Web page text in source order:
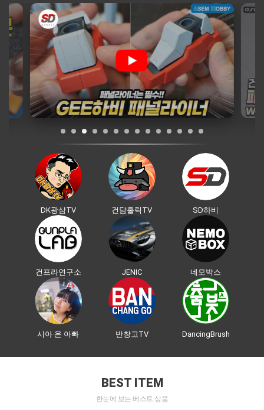
DK광삼TV 건담홀릭TV SD하비
건프라연구소 JENIC 네모박스
시아·온 아빠 반창고TV DancingBrush
BEST ITEM
한눈에 보는 베스트 상품